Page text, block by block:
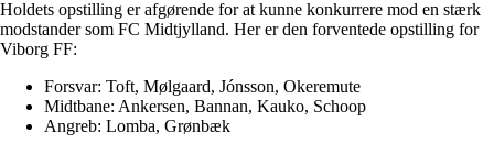
Holdets opstilling er afgørende for at kunne konkurrere mod en stærk
modstander som FC Midtjylland. Her er den forventede opstilling for
Viborg FF:
Forsvar: Toft, Mølgaard, Jónsson, Okeremute
Midtbane: Ankersen, Bannan, Kauko, Schoop
Angreb: Lomba, Grønbæk